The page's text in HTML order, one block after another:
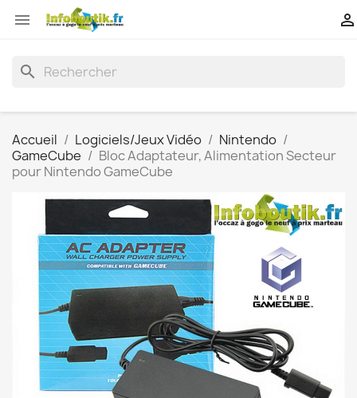
 
search
Accueil Logiciels/Jeux Vidéo
Nintendo
GameCube
Bloc Adaptateur, Alimentation Secteur
pour Nintendo GameCube